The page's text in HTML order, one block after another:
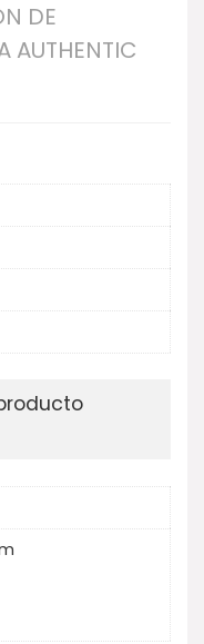
DE
AUTHENTIC